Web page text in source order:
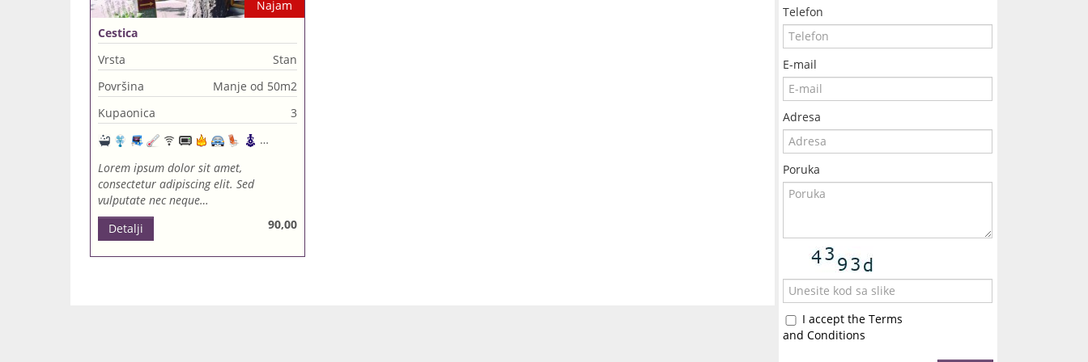
Najam
Cestica
Vrsta
Stan
Površina
Manje od 50m2
Kupaonica
3
Lorem ipsum dolor sit amet,
consectetur adipiscing elit. Sed
vulputate nec neque…
90,00
Detalji
Telefon
E-mail
Adresa
Poruka
I accept the Terms
and Conditions